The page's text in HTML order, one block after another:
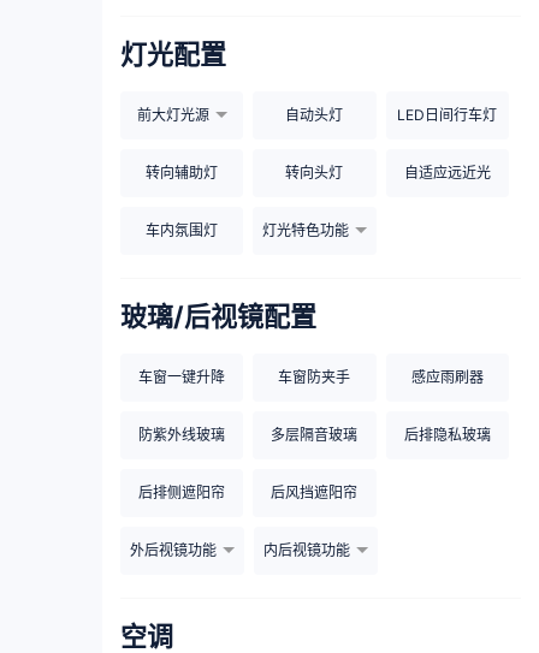
灯光配置
前大灯光源 自动头灯 LED日间行车灯
转向辅助灯 转向头灯 自适应远近光
车内氛围灯 灯光特色功能
玻璃/后视镜配置
车窗一键升降 车窗防夹手 感应雨刷器
防紫外线玻璃 多层隔音玻璃 后排隐私玻璃
后排侧遮阳帘 后风挡遮阳帘
外后视镜功能 内后视镜功能
空调